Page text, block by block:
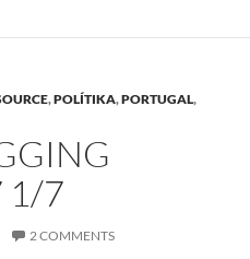
,POLÍTIKA,PORTUGAL,
1/7
2 COMMENTS